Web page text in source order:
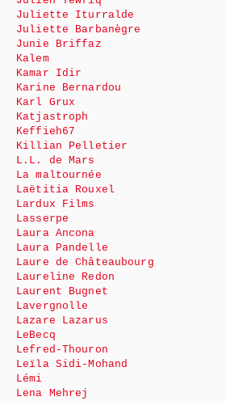
Juliette Iturralde
Juliette Barbanègre
Junie Briffaz
Kalem
Kamar Idir
Karine Bernardou
Karl Grux
Katjastroph
Keffieh67
Killian Pelletier
L.L. de Mars
La maltournée
Laëtitia Rouxel
Lardux Films
Lasserpe
Laura Ancona
Laura Pandelle
Laure de Châteaubourg
Laureline Redon
Laurent Bugnet
Lavergnolle
Lazare Lazarus
LeBecq
Lefred-Thouron
Leïla Sidi-Mohand
Lémi
Lena Mehrej